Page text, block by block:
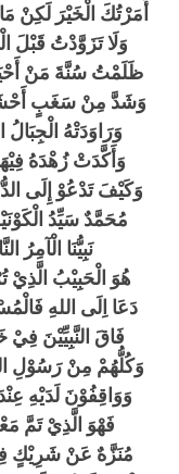
أَمَرْتُكَ الْخَيْرَ لَكِنْ
وَلَا تَزَوَّدْتُ
ظَلَمْتُ سُنَّةَ مَنْ
وَشَدَّ مِنْ سَغَبٍ
وَرَاوَدَتْهُ
وَأَكَّدَتْ زُهْدَهُ
وَكَيْفَ تَدْعُوْ إِلَى
مُحَمَّدٌ سَيِّدُ
نَبِيُّنَا الْآمِرُ
هُوَ الْحَبِيْبُ
دَعَا اِلَى اللهِ
فَاقَ النَّبِيِّيْنَ
وَكُلُّهُمْ مِنْ رَسُوْلِ
وَوَاقِفُوْنَ لَدَيْهِ
فَهْوَ الَّذِيْ تَمَّ
مُنَزَّهٌ عَنْ شَرِيْكٍ